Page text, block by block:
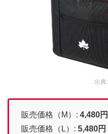
出典:
販売価格（M）: 4,480円
販売価格（L）: 5,480円